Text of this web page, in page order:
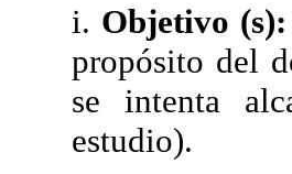
i. Objetivo (s):
propósito del
se intenta
estudio).